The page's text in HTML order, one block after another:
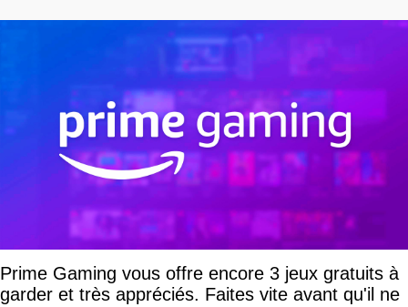
Prime Gaming vous offre encore 3 jeux gratuits à
garder et très appréciés. Faites vite avant qu'il ne